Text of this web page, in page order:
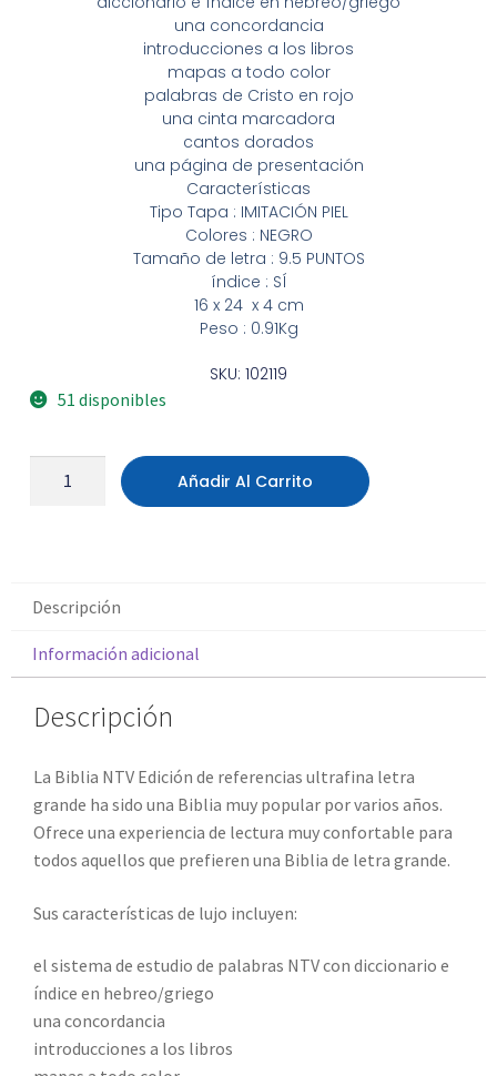
una concordancia
introducciones a los libros
mapas a todo color
palabras de Cristo en rojo
una cinta marcadora
cantos dorados
una página de presentación
Características
Tipo Tapa : IMITACIÓN PIEL
Colores : NEGRO
Tamaño de letra : 9.5 PUNTOS
índice : SÍ
16 x 24 x 4 cm
Peso : 0.91Kg
SKU: 102119
51 disponibles
Añadir Al Carrito
Descripción
Información adicional
Descripción
La Biblia NTV Edición de referencias ultrafina letra
grande ha sido una Biblia muy popular por varios años.
Ofrece una experiencia de lectura muy confortable para
todos aquellos que prefieren una Biblia de letra grande.
Sus características de lujo incluyen:
el sistema de estudio de palabras NTV con diccionario e
índice en hebreo/griego
una concordancia
introducciones a los libros